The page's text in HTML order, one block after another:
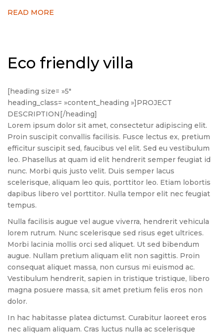
READ MORE
Eco friendly villa
[heading size= »5″
heading_class= »content_heading »]PROJECT
DESCRIPTION[/heading]
Lorem ipsum dolor sit amet, consectetur adipiscing elit.
Proin suscipit convallis facilisis. Fusce lectus ex, pretium
efficitur suscipit sed, faucibus vel elit. Sed eu vestibulum
leo. Phasellus at quam id elit hendrerit semper feugiat id
nunc. Morbi quis justo velit. Duis semper lacus
scelerisque, aliquam leo quis, porttitor leo. Etiam lobortis
dapibus libero vel porttitor. Nulla tempor elit nec feugiat
tempus.
Nulla facilisis augue vel augue viverra, hendrerit vehicula
lorem rutrum. Nunc scelerisque sed risus eget ultrices.
Morbi lacinia mollis orci sed aliquet. Ut sed bibendum
augue. Nullam pretium aliquam elit non sagittis. Proin
consequat aliquet massa, non cursus mi euismod ac.
Vestibulum hendrerit, sapien in tristique tristique, libero
magna posuere massa, sit amet pretium felis eros non
dolor.
In hac habitasse platea dictumst. Curabitur laoreet eros
nec aliquam aliquam. Cras luctus nulla ac scelerisque